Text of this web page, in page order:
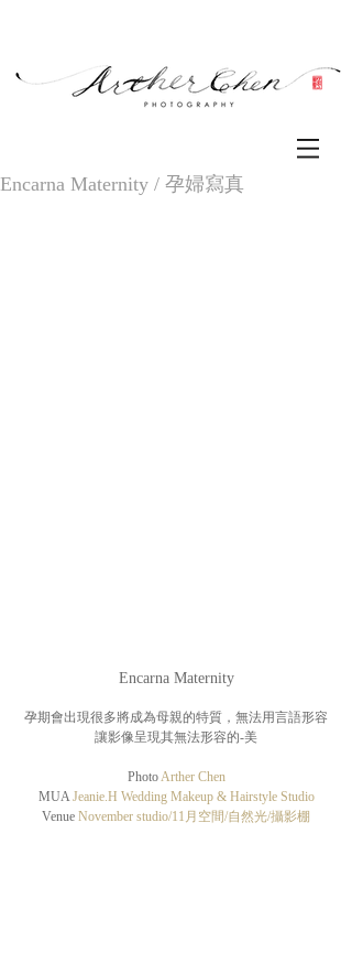
Encarna Maternity / 孕婦寫真
Encarna Maternity
孕期會出現很多將成為母親的特質，無法用言語形容
讓影像呈現其無法形容的-美
Photo Arther Chen
MUA Jeanie.H Wedding Makeup & Hairstyle Studio
Venue November studio/11月空間/自然光/攝影棚